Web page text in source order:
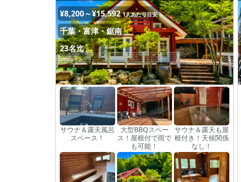
¥8,200～¥15,592 1人あたり目安
千葉・富津・鋸南
23名迄
サウナ＆露天風呂
スペース！
大型BBQスペー
ス！屋根付で雨で
も可能！
サウナ＆露天も屋
根付き！天候関係
なし！